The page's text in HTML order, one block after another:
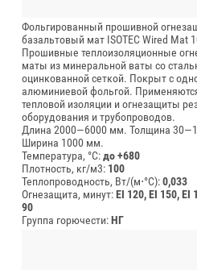
Фольгированный прошивной
базальтовый мат ISOTEC Wired Mat
Прошивные теплоизоляционные
маты из минеральной ваты со
оцинкованной сеткой. Покрыт с
алюминиевой фольгой.
тепловой изоляции и огнезащиты
оборудования и трубопроводов.
Длина 2000—6000 мм. Толщина
Ширина 1000 мм.
Температура, °C:до +680
Плотность, кг/м3: 100
Теплопроводность, Вт/(м⋅°С):0,033
Огнезащита, минут:EI 120, EI 150, EI
90
Группа горючести:НГ